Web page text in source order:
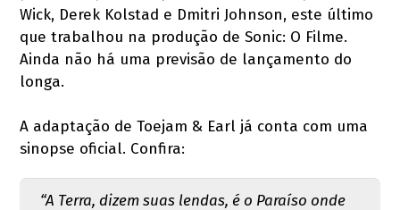
Wick, Derek Kolstad e Dmitri Johnson, este último
que trabalhou na produção de Sonic: O Filme.
Ainda não há uma previsão de lançamento do
longa.
A adaptação de Toejam & Earl já conta com uma
sinopse oficial. Confira:
“A Terra, dizem suas lendas, é o Paraíso onde